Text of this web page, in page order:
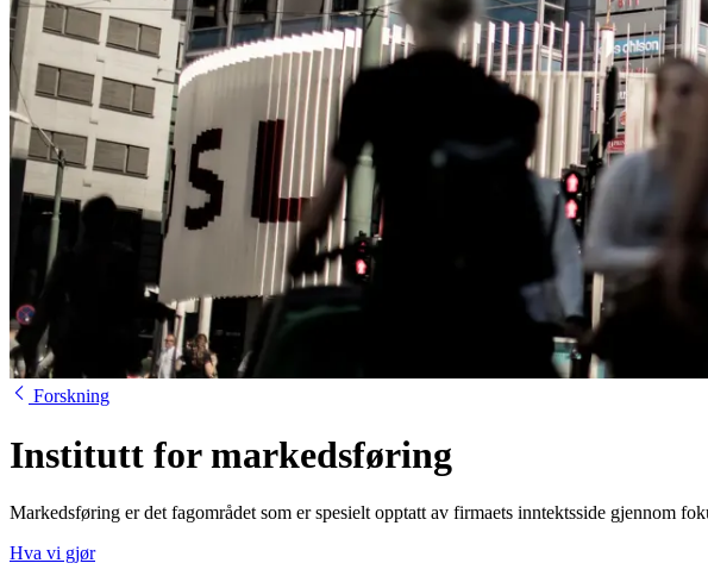
Forskning
Institutt for markeds­føring
Markedsføring er det fagområdet som er spesielt opptatt av firmaets inntektsside gjennom
Hva vi gjør